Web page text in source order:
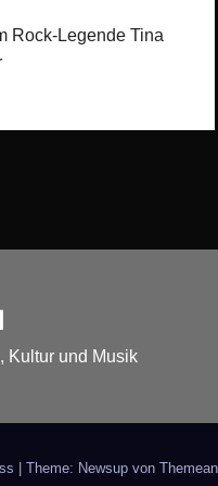
Rock-Legende Tina
Kultur und Musik
Theme: Newsup von